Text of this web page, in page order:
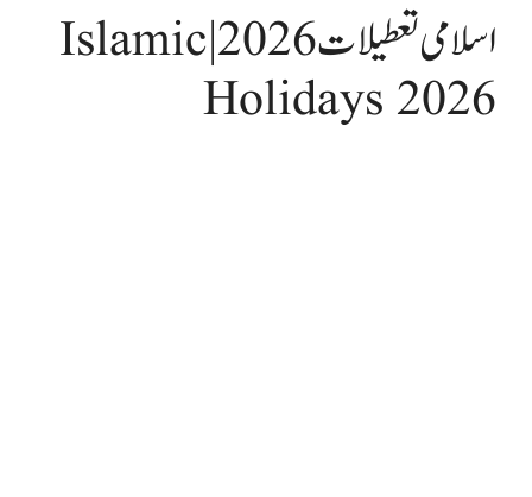
اسلامی تعطیلات 2026 | Islamic
Holidays 2026